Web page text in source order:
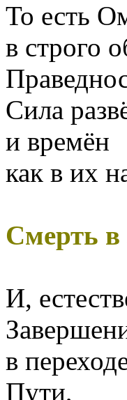
То есть
в строго
Сила
и времён
как в их
Смерть в
И,
в
Пути,